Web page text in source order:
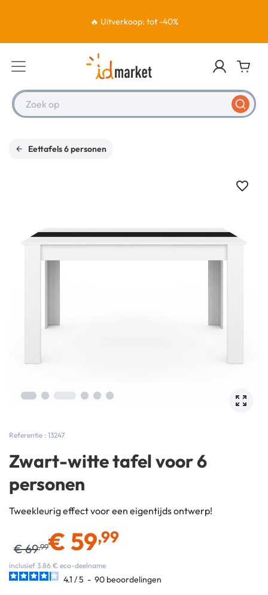
🔥 Uitverkoop: tot -40%
Zoek op
Eettafels 6 personen
Referentie : 13247
Zwart-witte tafel voor 6
personen
Tweekleurig effect voor een eigentijds ontwerp!
€69,99€ 59,99
inclusief 3.86 € eco-deelname
4.1 /5 - 90 beoordelingen
favorite_border